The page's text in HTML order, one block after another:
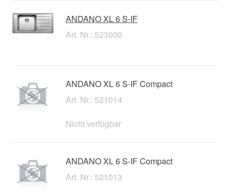
ANDANO XL 6 S-IF
Art. Nr.: 523000
ANDANO XL 6 S-IF Compact
Art. Nr.: 521014
Nicht verfügbar
ANDANO XL 6 S-IF Compact
Art. Nr.: 521013